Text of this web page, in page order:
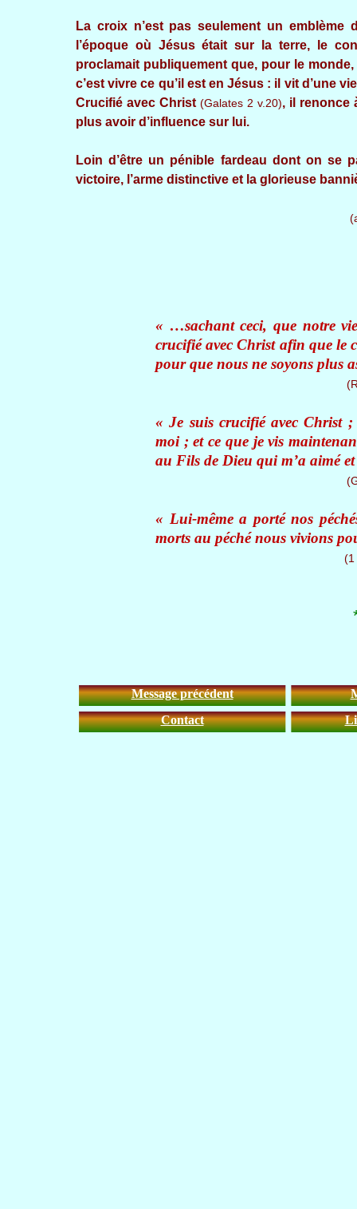
La croix n’est pas seulement un
l’époque où Jésus était sur la terre, le
proclamait publiquement que, pour le
c’est vivre ce qu’il est en Jésus : il vit d’une
Crucifié avec Christ(Galates 2 v.20), il renonce
plus avoir d’influence sur lui.
Loin d’être un pénible fardeau dont on se
victoire, l’arme distinctive et la glorieuse
« …sachant ceci, que notre
crucifié avec Christ afin que le
pour que nous ne soyons plus
« Je suis crucifié avec Christ
moi ; et ce que je vis
au Fils de Dieu qui m’a aimé
« Lui-même a porté nos
morts au péché nous vivions
(1
Message précédent
Contact